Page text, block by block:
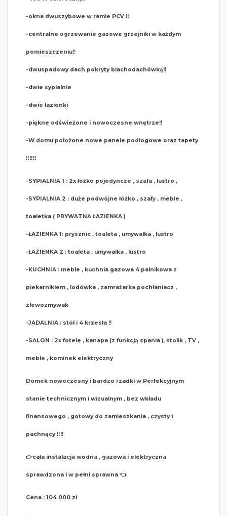
-okna dwuszybowe w ramie PCV ‼️
-centralne ogrzewanie gazowe grzejniki w każdym
pomieszczeniu‼️
-dwuspadowy dach pokryty blachodachówką‼️
-dwie sypialnie
-dwie łazienki
-piękne odświeżone i nowoczesne wnętrze‼️
-W domu położone nowe panele podłogowe oraz tapety
‼️‼️‼️
-SYPIALNIA 1 : 2x łóżko pojedyncze , szafa , lustro ,
-SYPIALNIA 2 : duże podwójne łóżko , szafy , meble ,
toaletka ( PRYWATNA ŁAZIENKA )
-ŁAZIENKA 1: prysznic , toaleta , umywalka , lustro
-ŁAZIENKA 2 : toaleta , umywalka , lustro
-KUCHNIA : meble , kuchnia gazowa 4 palnikowa z
piekarnikiem , lodówka , zamrażarka pochłaniacz ,
zlewozmywak
-JADALNIA : stół i 4 krzesła ‼️
-SALON : 2x fotele , kanapa (z funkcją spania ), stolik , TV ,
meble , kominek elektryczny
Domek nowoczesny i bardzo rzadki w Perfekcyjnym
stanie technicznym i wizualnym , bez wkładu
finansowego , gotowy do zamieszkania , czysty i
pachnący ‼️‼️
👉cała instalacja wodna , gazowa i elektryczna
sprawdzona i w pełni sprawna 👈
Cena : 104 000 zł